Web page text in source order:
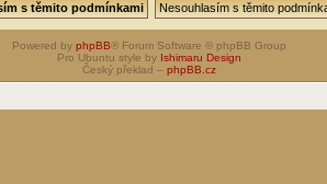
Powered by phpBB® Forum Software © phpBB Group
Pro Ubuntu style by Ishimaru Design
Český překlad – phpBB.cz